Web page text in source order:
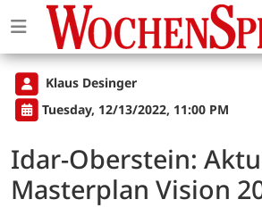
Klaus Desinger
Tuesday, 12/13/2022, 11:00 PM
Idar-Oberstein:
Masterplan Vision